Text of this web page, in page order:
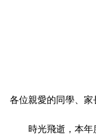
各位親愛的同學、家
時光飛逝，本年